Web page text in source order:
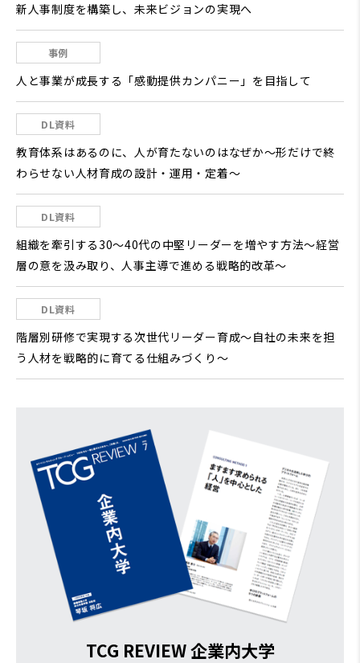
新人事制度を構築し、未来ビジョンの実現へ
事例
人と事業が成長する「感動提供カンパニー」を目指して
DL資料
教育体系はあるのに、人が育たないのはなぜか～形だけで終
わらせない人材育成の設計・運用・定着～
DL資料
組織を牽引する30～40代の中堅リーダーを増やす方法～経営
層の意を汲み取り、人事主導で進める戦略的改革～
DL資料
階層別研修で実現する次世代リーダー育成～自社の未来を担
う人材を戦略的に育てる仕組みづくり～
TCG REVIEW 企業内大学